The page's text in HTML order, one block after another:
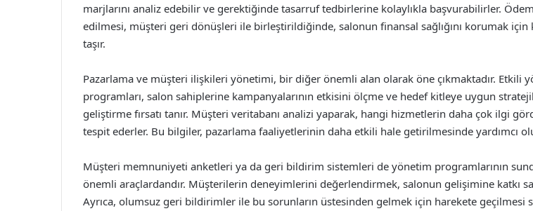
marjlarını analiz edebilir ve gerektiğinde tasarruf tedbirlerine kolaylıkla başvurabilirler.
edilmesi, müşteri geri dönüşleri ile birleştirildiğinde, salonun finansal sağlığını korumak
taşır.
Pazarlama ve müşteri ilişkileri yönetimi, bir diğer önemli alan olarak öne çıkmaktadır. Etkili
programları, salon sahiplerine kampanyalarının etkisini ölçme ve hedef kitleye uygun
geliştirme fırsatı tanır. Müşteri veritabanı analizi yaparak, hangi hizmetlerin daha çok ilgi
tespit ederler. Bu bilgiler, pazarlama faaliyetlerinin daha etkili hale getirilmesinde yardımcı
Müşteri memnuniyeti anketleri ya da geri bildirim sistemleri de yönetim programlarının
önemli araçlardandır. Müşterilerin deneyimlerini değerlendirmek, salonun gelişimine katkı
Ayrıca, olumsuz geri bildirimler ile bu sorunların üstesinden gelmek için harekete geçilmesi